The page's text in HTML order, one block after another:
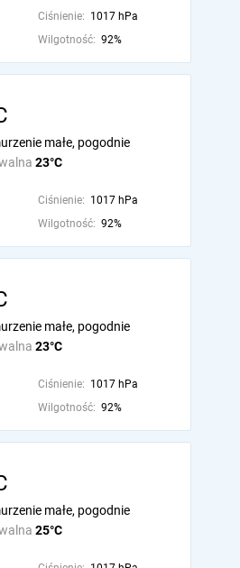
Ciśnienie: 1017 hPa
Wilgotność: 92%
23°C
małe, pogodnie
Ciśnienie: 1017 hPa
Wilgotność: 92%
23°C
małe, pogodnie
Ciśnienie: 1017 hPa
Wilgotność: 92%
25°C
małe, pogodnie